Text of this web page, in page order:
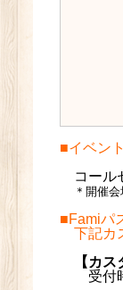
■イベン
コール
＊開催
■Famiパ
下記カ
【カ
受付時